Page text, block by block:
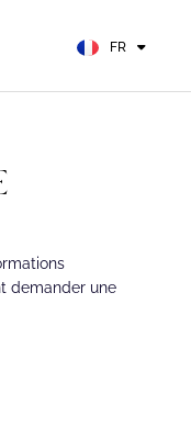
FR
DE
demander une